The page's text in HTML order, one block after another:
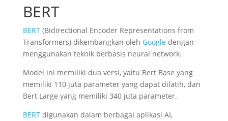
BERT
BERT (Bidirectional Encoder Representations from
Transformers) dikembangkan oleh Google dengan
menggunakan teknik berbasis neural network.
Model ini memiliki dua versi, yaitu Bert Base yang
memiliki 110 juta parameter yang dapat dilatih, dan
Bert Large yang memiliki 340 juta parameter.
BERT digunakan dalam berbagai aplikasi AI,